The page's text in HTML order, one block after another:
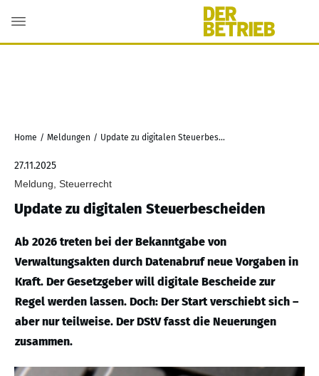
Home / Meldungen / Update zu digitalen Steuerbescheiden
27.11.2025
Meldung, Steuerrecht
Update zu digitalen Steuerbescheiden
Ab 2026 treten bei der Bekanntgabe von
Verwaltungsakten durch Datenabruf neue Vorgaben in
Kraft. Der Gesetzgeber will digitale Bescheide zur
Regel werden lassen. Doch: Der Start verschiebt sich –
aber nur teilweise. Der DStV fasst die Neuerungen
zusammen.